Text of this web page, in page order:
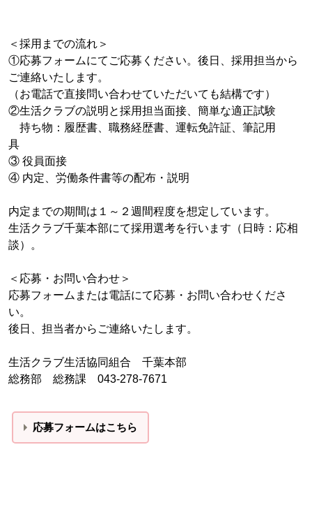
＜採用までの流れ＞
①応募フォームにてご応募ください。後日、採用担当から
ご連絡いたします。
（お電話で直接問い合わせていただいても結構です）
②生活クラブの説明と採用担当面接、簡単な適正試験
持ち物：履歴書、職務経歴書、運転免許証、筆記用
具
③ 役員面接
④ 内定、労働条件書等の配布・説明
内定までの期間は１～２週間程度を想定しています。
生活クラブ千葉本部にて採用選考を行います（日時：応相
談）。
＜応募・お問い合わせ＞
応募フォームまたは電話にて応募・お問い合わせくださ
い。
後日、担当者からご連絡いたします。
生活クラブ生活協同組合 千葉本部
総務部 総務課 043-278-7671
応募フォームはこちら